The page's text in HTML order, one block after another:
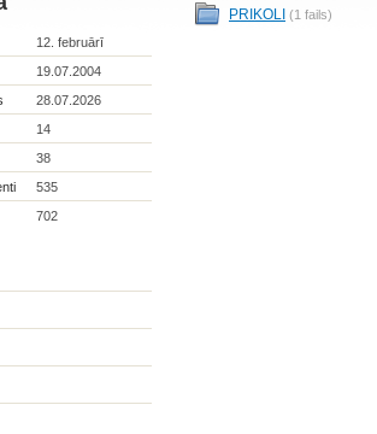
12. februārī
19.07.2004
28.07.2026
14
38
535
702
PRIKOLI (1 fails)